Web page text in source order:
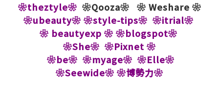
❀theztyle❀ ❀Qooza❀
❀ Weshare ❀
❀ubeauty❀ ❀style-tips❀ ❀itrial❀
❀ beautyexp ❀ ❀blogspot❀
❀She❀ ❀Pixnet ❀
❀be❀ ❀myage❀ ❀Elle❀
❀Seewide❀ ❀博勢力❀